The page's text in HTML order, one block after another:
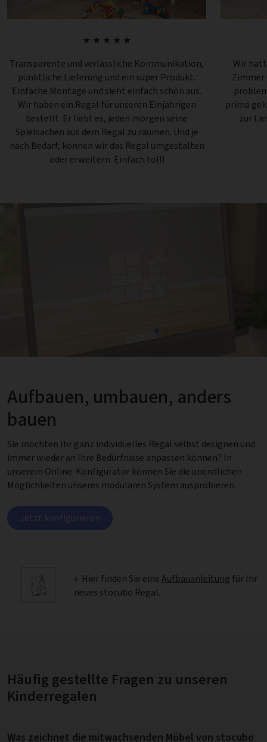
★ ★ ★ ★ ★
Transparente und verlässliche Kommunikation,
pünktliche Lieferung und ein super Produkt.
Einfache Montage und sieht einfach schön aus.
Wir haben ein Regal für unseren Einjährigen
bestellt. Er liebt es, jeden morgen seine
Spielsachen aus dem Regal zu räumen. Und je
nach Bedarf, können wir das Regal umgestalten
oder erweitern. Einfach toll!
Wir
Zimmer
prima
zur
Aufbauen, umbauen, anders
bauen
Sie möchten Ihr ganz individuelles Regal selbst designen und
immer wieder an Ihre Bedürfnisse anpassen können? In
unserem Online-Konfigurator können Sie die unendlichen
Möglichkeiten unseres modularen System ausprobieren.
Jetzt konfigurieren
← Hier finden Sie eineAufbauanleitung für Ihr
neues stocubo Regal.
Häufig gestellte Fragen zu unseren
Kinderregalen
Was zeichnet die mitwachsenden Möbel von stocubo